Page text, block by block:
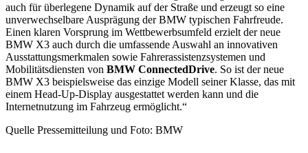
auch für überlegene Dynamik auf der Straße und erzeugt so eine
unverwechselbare Ausprägung der BMW typischen Fahrfreude.
Einen klaren Vorsprung im Wettbewerbsumfeld erzielt der neue
BMW X3 auch durch die umfassende Auswahl an innovativen
Ausstattungsmerkmalen sowie Fahrerassistenzsystemen und
Mobilitätsdiensten von BMW ConnectedDrive. So ist der neue
BMW X3 beispielsweise das einzige Modell seiner Klasse, das mit
einem Head-Up-Display ausgestattet werden kann und die
Internetnutzung im Fahrzeug ermöglicht.“
Quelle Pressemitteilung und Foto: BMW